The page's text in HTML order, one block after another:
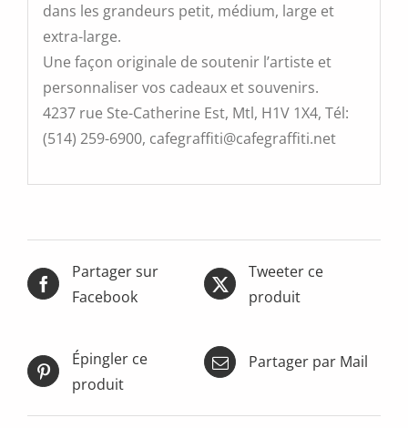
dans les grandeurs petit, médium, large et
extra-large.
Une façon originale de soutenir l’artiste et
personnaliser vos cadeaux et souvenirs.
4237 rue Ste-Catherine Est, Mtl, H1V 1X4, Tél:
(514) 259-6900, cafegraffiti@cafegraffiti.net
Partager sur
Facebook
Tweeter ce
produit
Épingler ce
produit
Partager par Mail